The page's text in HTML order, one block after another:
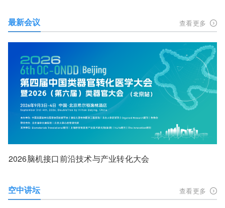
最新会议 查看更多
2026脑机接口前沿技术与产业转化大会
空中讲坛 查看更多